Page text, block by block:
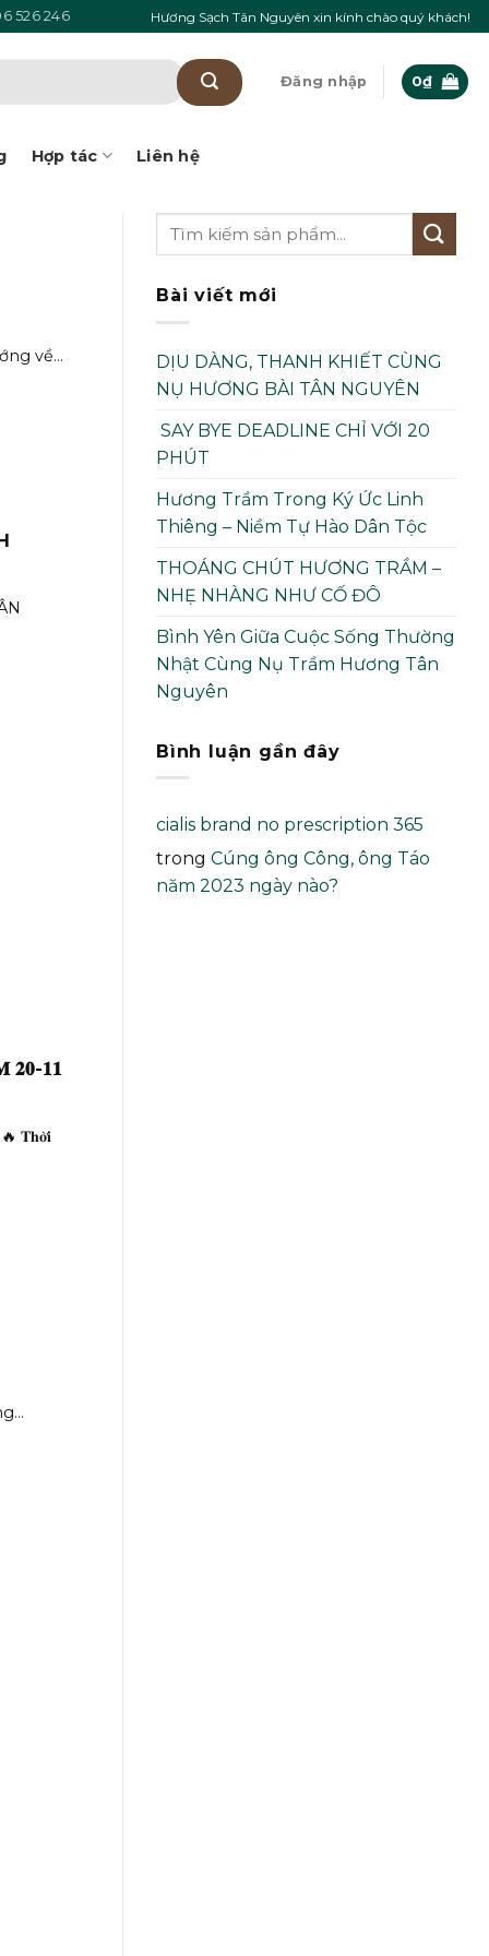
526 246 Hương Sạch Tân Nguyên xin kính chào quý khách!
Đăng nhập 0₫
Hợp tác Liên hệ
về...
𝟏𝟏
𝐓𝐡𝐨̛̀𝐢
Bài viết mới
DỊU DÀNG, THANH KHIẾT CÙNG
NỤ HƯƠNG BÀI TÂN NGUYÊN
SAY BYE DEADLINE CHỈ VỚI 20
PHÚT
Hương Trầm Trong Ký Ức Linh
Thiêng – Niềm Tự Hào Dân Tộc
THOÁNG CHÚT HƯƠNG TRẦM –
NHẸ NHÀNG NHƯ CỐ ĐÔ
Bình Yên Giữa Cuộc Sống Thường
Nhật Cùng Nụ Trầm Hương Tân
Nguyên
Bình luận gần đây
cialis brand no prescription 365
trong Cúng ông Công, ông Táo
năm 2023 ngày nào?